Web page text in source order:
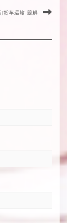
货车运输 题解